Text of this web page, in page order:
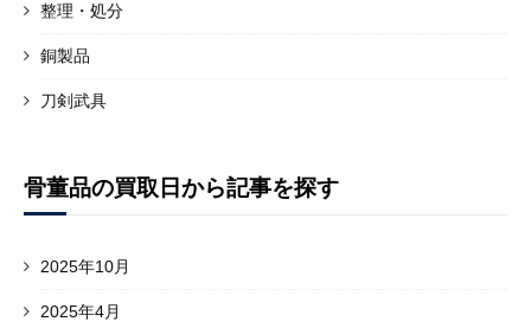
整理・処分
銅製品
刀剣武具
骨董品の買取日から記事を探す
2025年10月
2025年4月